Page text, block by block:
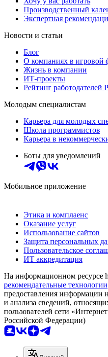
Производственный
Экспертная
Новости и статьи
Блог
О компаниях в игровой
Жизнь в компании
ИТ-проекты
Рейтинг работодателей
Молодым специалистам
Карьера для молодых
Школа программистов
Карьера в
Боты для уведомлений
Мобильное приложение
Этика и комплаенс
Оказание услуг
Использование сайтов
Защита персональных
Пользовательское
ИТ аккредитация
На информационном ресурсе
рекомендательные технологии
предоставления информации
и анализа сведений,
пользователей сети
Российской Федерации)